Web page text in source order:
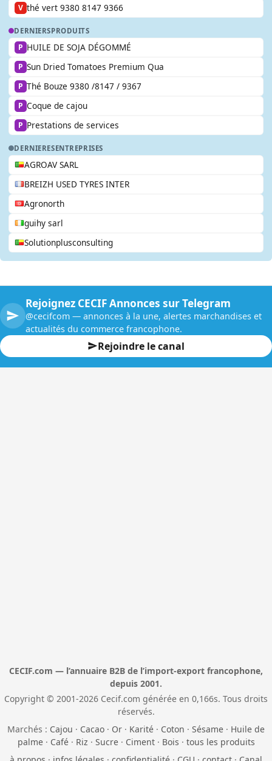
V thé vert 9380 8147 9366
DERNIERSPRODUITS
P HUILE DE SOJA DÉGOMMÉ
P Sun Dried Tomatoes Premium Qua
P Thé Bouze 9380 /8147 / 9367
P Coque de cajou
P Prestations de services
DERNIERESENTREPRISES
AGROAV SARL
BREIZH USED TYRES INTER
Agronorth
guihy sarl
Solutionplusconsulting
Rejoignez CECIF Annonces sur Telegram
@cecifcom — annonces à la une, alertes marchandises et
actualités du commerce francophone.
Rejoindre le canal
CECIF.com — l’annuaire B2B de l’import-export francophone,
depuis 2001.
Copyright © 2001-2026 Cecif.com générée en 0,166s. Tous droits
réservés.
Marchés : Cajou · Cacao · Or · Karité · Coton · Sésame · Huile de
palme· Café· Riz · Sucre· Ciment· Bois · tous les produits